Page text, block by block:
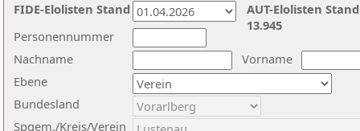
Nachname
Vorname
Ebene
Personennummer
Bundesland
Spgem./Kreis/Verein
AUT-Elolisten
13.945
FIDE-Elolisten Stand